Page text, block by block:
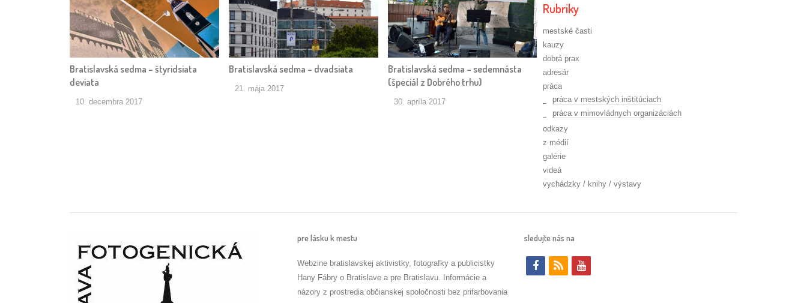
Bratislavská sedma – štyridsiata
deviata
10. decembra 2017
Bratislavská sedma – dvadsiata
21. mája 2017
Bratislavská sedma – sedemnásta
(špeciál z Dobrého trhu)
30. apríla 2017
Rubriky
mestské časti
kauzy
dobrá prax
adresár
práca
práca v mestských inštitúciach
práca v mimovládnych organizáciách
odkazy
z médií
galérie
videá
vychádzky / knihy / výstavy
pre lásku k mestu
Webzine bratislavskej aktivistky, fotografky a publicistky
Hany Fábry o Bratislave a pre Bratislavu. Informácie a
názory z prostredia občianskej spoločnosti bez prifarbovania
sledujte nás na
f
r
y